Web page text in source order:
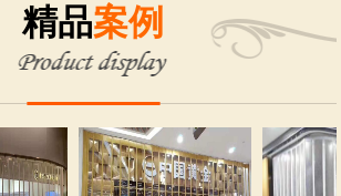
精品案例